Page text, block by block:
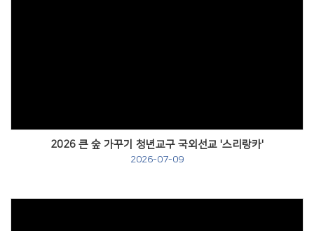
2026 큰 숲 가꾸기 청년교구 국외선교 '스리랑카'
2026-07-09